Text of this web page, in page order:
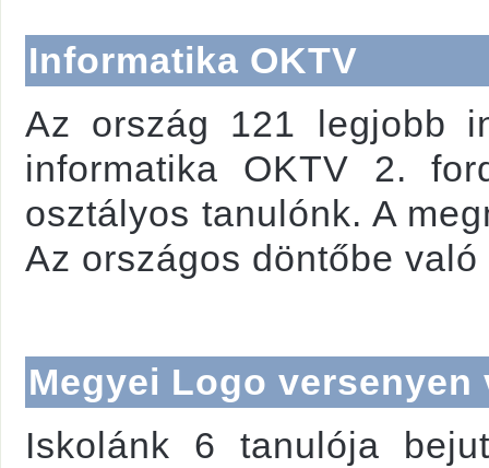
Informatika OKTV
Az ország 121 legjobb
informatika OKTV 2.
osztályos tanulónk. A
Az országos döntőbe
Megyei Logo versenyen
Iskolánk 6 tanulója